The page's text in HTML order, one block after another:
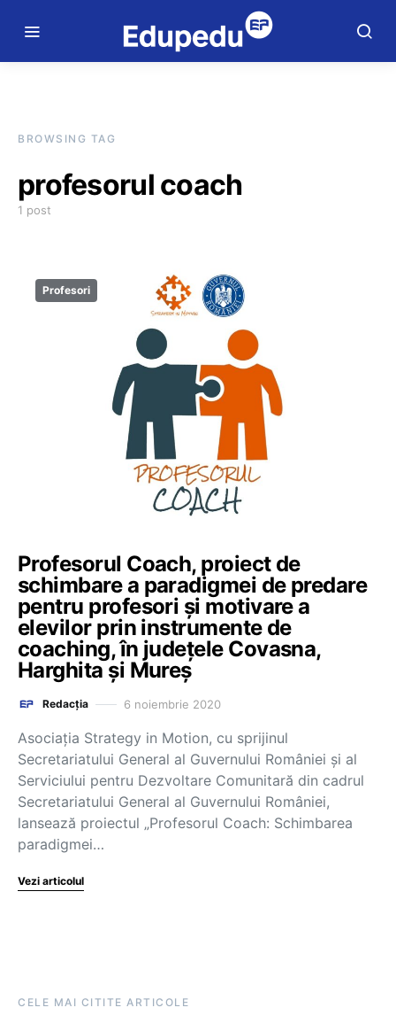
BROWSING TAG
profesorul coach
1 post
Profesori
Profesorul Coach, proiect de
schimbare a paradigmei de predare
pentru profesori și motivare a
elevilor prin instrumente de
coaching, în județele Covasna,
Harghita și Mureș
Redacția 6 noiembrie 2020
Asociația Strategy in Motion, cu sprijinul
Secretariatului General al Guvernului României și al
Serviciului pentru Dezvoltare Comunitară din cadrul
Secretariatului General al Guvernului României,
lansează proiectul „Profesorul Coach: Schimbarea
paradigmei…
Vezi articolul
CELE MAI CITITE ARTICOLE